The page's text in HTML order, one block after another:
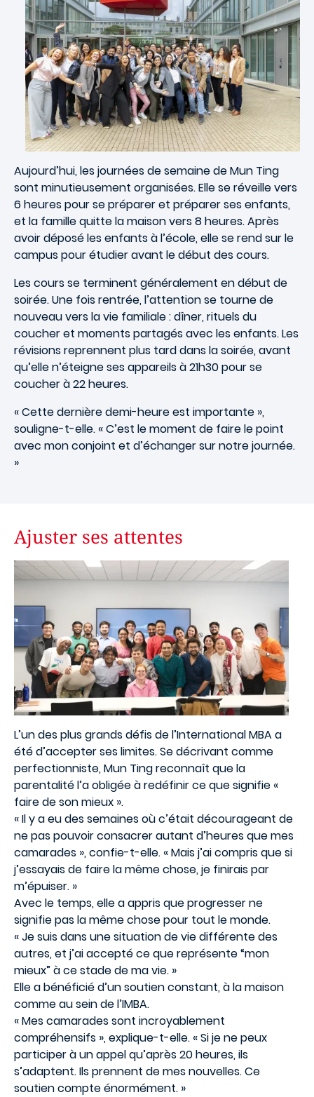
Aujourd’hui, les journées de semaine de Mun Ting
sont minutieusement organisées. Elle se réveille vers
6 heures pour se préparer et préparer ses enfants,
et la famille quitte la maison vers 8 heures. Après
avoir déposé les enfants à l’école, elle se rend sur le
campus pour étudier avant le début des cours.
Les cours se terminent généralement en début de
soirée. Une fois rentrée, l’attention se tourne de
nouveau vers la vie familiale : dîner, rituels du
coucher et moments partagés avec les enfants. Les
révisions reprennent plus tard dans la soirée, avant
qu’elle n’éteigne ses appareils à 21h30 pour se
coucher à 22 heures.
« Cette dernière demi-heure est importante »,
souligne-t-elle. « C’est le moment de faire le point
avec mon conjoint et d’échanger sur notre journée.
»
Ajuster ses attentes
Image
L’un des plus grands défis de l’International MBA a
été d’accepter ses limites. Se décrivant comme
perfectionniste, Mun Ting reconnaît que la
parentalité l’a obligée à redéfinir ce que signifie «
faire de son mieux ».
« Il y a eu des semaines où c’était décourageant de
ne pas pouvoir consacrer autant d’heures que mes
camarades », confie-t-elle. « Mais j’ai compris que si
j’essayais de faire la même chose, je finirais par
m’épuiser. »
Avec le temps, elle a appris que progresser ne
signifie pas la même chose pour tout le monde.
« Je suis dans une situation de vie différente des
autres, et j’ai accepté ce que représente “mon
mieux” à ce stade de ma vie. »
Elle a bénéficié d’un soutien constant, à la maison
comme au sein de l’IMBA.
« Mes camarades sont incroyablement
compréhensifs », explique-t-elle. « Si je ne peux
participer à un appel qu’après 20 heures, ils
s’adaptent. Ils prennent de mes nouvelles. Ce
soutien compte énormément. »